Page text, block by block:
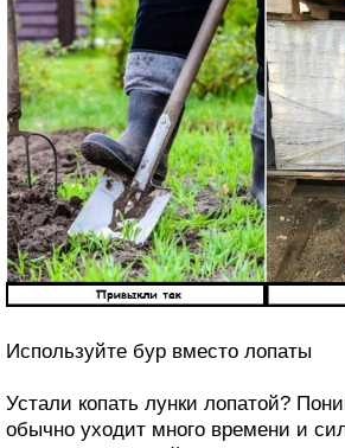
Используйте бур вместо лопаты
Устали копать лунки лопатой?
обычно уходит много времени и